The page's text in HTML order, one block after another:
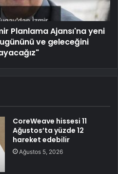
Planlama Ajansı'na yeni
ve geleceğini
CoreWeave hissesi 11
Ağustos’ta yüzde 12
hareket edebilir
Ağustos 5, 2026